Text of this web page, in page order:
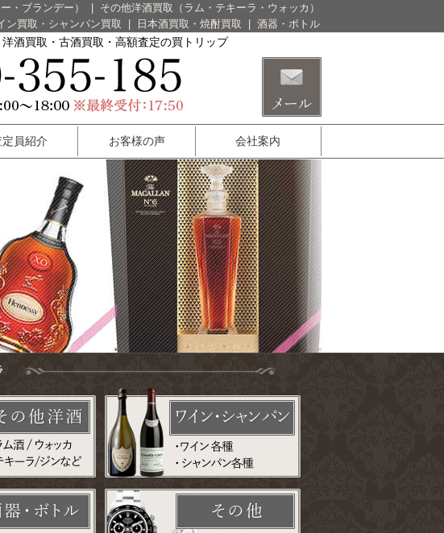
・ブランデー）
その他洋酒買取（ラム・テキーラ・ウォッカ）
ン買取・シャンパン買取
日本酒買取・焼酎買取 酒器・ボトル
洋酒買取・古酒買取・高額査定の買トリップ
定員紹介 お客様の声 会社案内